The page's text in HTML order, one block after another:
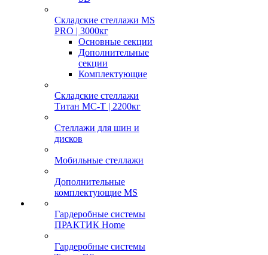
Складские стеллажи MS
PRO | 3000кг
Основные секции
Дополнительные
секции
Комплектующие
Складские стеллажи
Титан МС-Т | 2200кг
Стеллажи для шин и
дисков
Мобильные стеллажи
Дополнительные
комплектующие MS
Гардеробные системы
ПРАКТИК Home
Гардеробные системы